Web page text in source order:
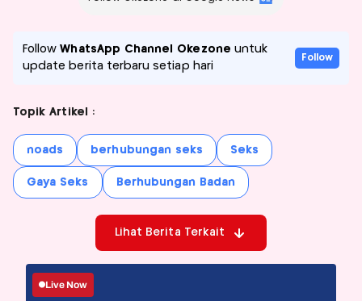
FollowWhatsApp Channel Okezone untuk
update berita terbaru setiap hari
Follow
Topik Artikel :
noads berhubungan seks Seks
Gaya Seks Berhubungan Badan
Lihat Berita Terkait
Live Now